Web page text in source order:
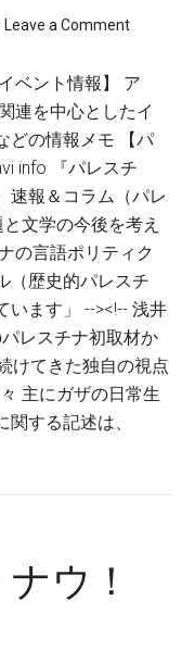
Leave a Comment
ベント情報】 ア
連を中心としたイ
どの情報メモ 【パ
info 『パレスチ
速報＆コラム（パレ
文学の今後を考え
の言語ポリティク
（歴史的パレスチ
います」 --><!-- 浅井
レスチナ初取材か
けてきた独自の視点
主にガザの日常生
する記述は、
・
ウ！